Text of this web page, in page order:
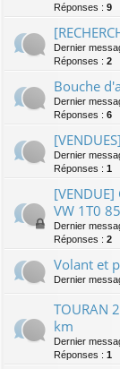
Réponses : 9
Dernier
Réponses : 2
Bouche
Dernier
Réponses : 6
Dernier
Réponses : 1
VW 1T0
Dernier
Réponses : 2
Volant et
Dernier
TOURAN
km
Dernier
Réponses : 1